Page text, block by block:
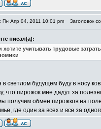
Пн Апр 04, 2011 10:01 pm Заголовок
писал(а):
хотите учитывать трудовые
в светлом будущем буду в носу
что пирожок мне дадут за
получим обмен пирожков на
где один за всех и все за